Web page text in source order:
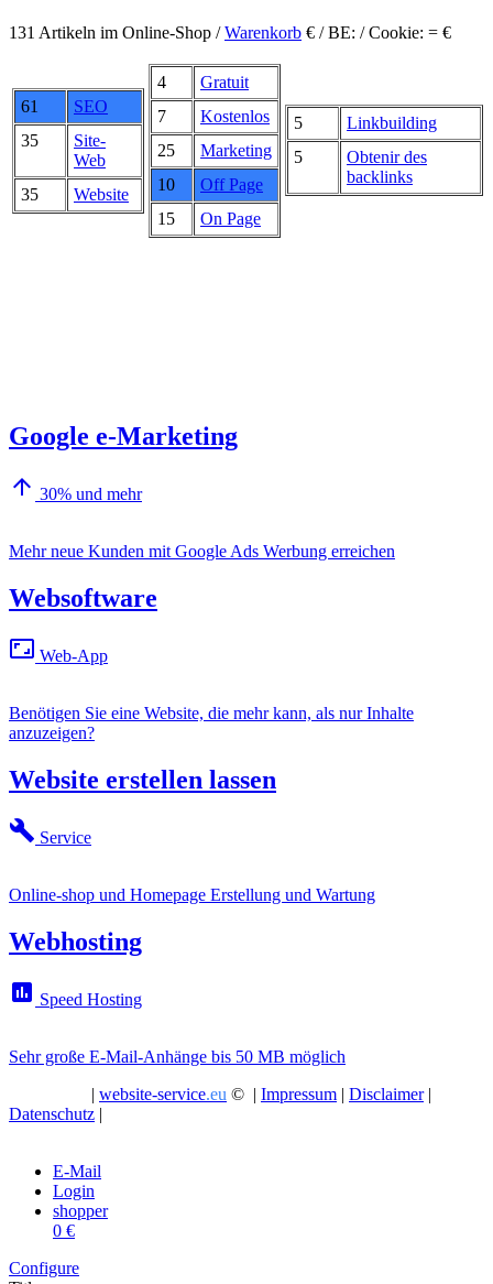
131 Artikeln im Online-Shop /Warenkorb € / BE: / Cookie: = €
61
SEO
35
Site-
Web
35
Website
4
Gratuit
7
Kostenlos
25
Marketing
10
Off Page
15
On Page
5
Linkbuilding
5
Obtenir des
backlinks
Google e-Marketing
arrow_upward 30% und mehr
Mehr neue Kunden mit Google Ads Werbung erreichen
Websoftware
aspect_ratio Web-App
Benötigen Sie eine Website, die mehr kann, als nur Inhalte
anzuzeigen?
Website erstellen lassen
build Service
Online-shop und Homepage Erstellung und Wartung
Webhosting
assessment Speed Hosting
Sehr große E-Mail-Anhänge bis 50 MB möglich
| website-service.eu © | Impressum | Disclaimer|
Datenschutz |
E-Mail
Login
shopper
0 €
Configure